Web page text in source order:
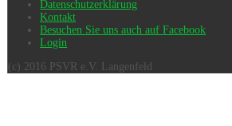
Datenschutzerklärung
Kontakt
Besuchen Sie uns auch auf Facebook
Login
(c) 2016 PSVR e.V. Langenfeld